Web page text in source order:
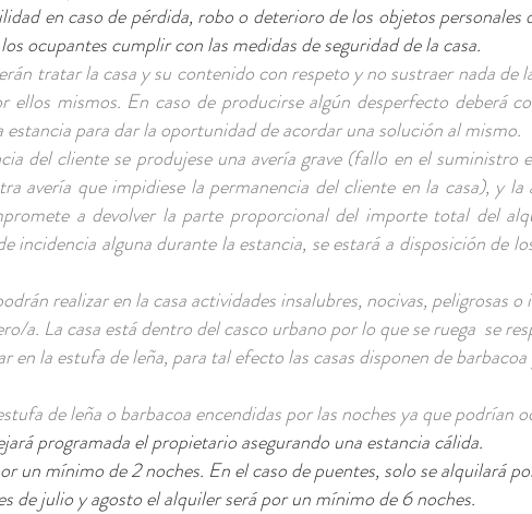
en caso de pérdida, robo o deterioro de los objetos personales
ocupantes cumplir con las medidas de seguridad de la casa.
tratar la casa y su contenido con respeto y no sustraer nada de
ellos mismos. En caso de producirse algún desperfecto deberá
para dar la oportunidad de acordar una solución al mismo.
del cliente se produjese una avería grave (fallo en el suministro
avería que impidiese la permanencia del cliente en la casa), y la
a devolver la parte proporcional del importe total del
incidencia alguna durante la estancia, se estará a disposición de
realizar en la casa actividades insalubres, nocivas, peligrosas
a. La casa está dentro del casco urbano por lo que se ruega se
en la estufa de leña, para tal efecto las casas disponen de
de leña o barbacoa encendidas por las noches ya que podrían
programada el propietario asegurando una estancia cálida.
un mínimo de 2 noches. En el caso de puentes, solo se alquilará
de julio y agosto el alquiler será por un mínimo de 6 noches.